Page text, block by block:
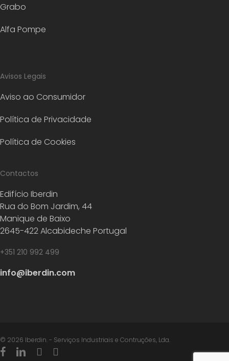
Grabo
Alfa Pompe
Avisos Legais
Aviso ao Consumidor
Política de Privacidade
Política de Cookies
Contactos
Edifício Iberdin
Rua do Bom Jardim, 44
Manique de Baixo
2645-422 Alcabideche Portugal
+351 210 992 499
info@iberdin.com
© 2026 Iberdin. - Serviços Industriais e Contruções, Lda.
facebooklinkedinyoutubeinstagram